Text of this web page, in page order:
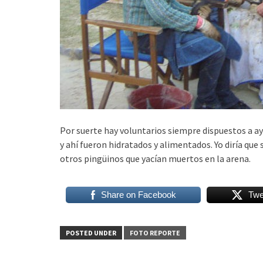
Por suerte hay voluntarios siempre dispuestos a
y ahí fueron hidratados y alimentados. Yo diría
otros pingüinos que yacían muertos en la arena.
Share on Facebook
POSTED UNDER FOTO REPORTE